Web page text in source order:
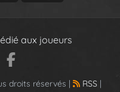
aux joueurs
droits réservés | RSS|